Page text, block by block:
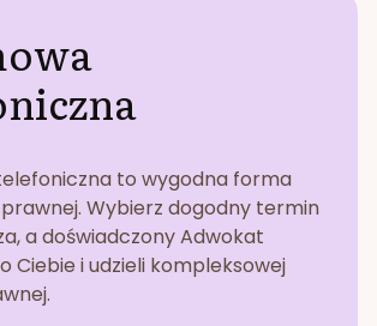
to wygodna forma
Wybierz dogodny termin
a doświadczony Adwokat
Ciebie i udzieli kompleksowej